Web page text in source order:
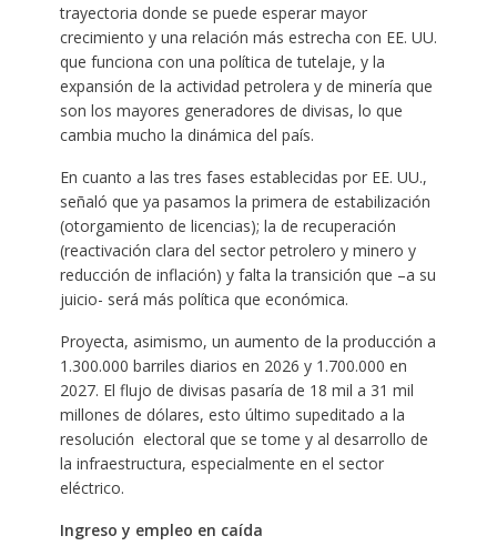
trayectoria donde se puede esperar mayor
crecimiento y una relación más estrecha con EE. UU.
que funciona con una política de tutelaje, y la
expansión de la actividad petrolera y de minería que
son los mayores generadores de divisas, lo que
cambia mucho la dinámica del país.
En cuanto a las tres fases establecidas por EE. UU.,
señaló que ya pasamos la primera de estabilización
(otorgamiento de licencias); la de recuperación
(reactivación clara del sector petrolero y minero y
reducción de inflación) y falta la transición que –a su
juicio- será más política que económica.
Proyecta, asimismo, un aumento de la producción a
1.300.000 barriles diarios en 2026 y 1.700.000 en
2027. El flujo de divisas pasaría de 18 mil a 31 mil
millones de dólares, esto último supeditado a la
resolución electoral que se tome y al desarrollo de
la infraestructura, especialmente en el sector
eléctrico.
Ingreso y empleo en caída